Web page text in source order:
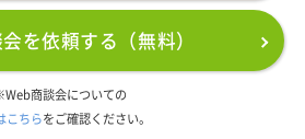
を依頼する（無料）
商談会についての
こちらをご確認ください。